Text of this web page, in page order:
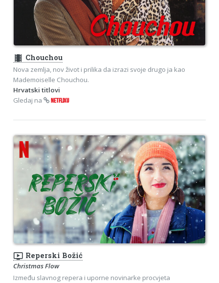
theaters Chouchou
Nova zemlja, nov život i prilika da izrazi svoje drugo ja kao
Mademoiselle Chouchou.
Hrvatski titlovi
Gledaj na
NETFLIXU
ondemand_video Reperski Božić
Christmas Flow
Između slavnog repera i uporne novinarke procvjeta